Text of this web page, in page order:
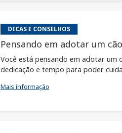
DICAS E CONSELHOS
Pensando em adotar um
Você está pensando em adotar um
dedicação e tempo para poder
Mais informação